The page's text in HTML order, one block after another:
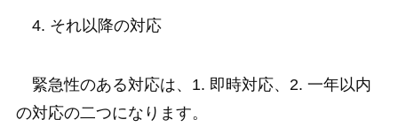
4. それ以降の対応
緊急性のある対応は、1. 即時対応、2. 一年以内
の対応の二つになります。